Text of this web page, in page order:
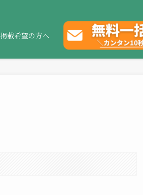
掲載希望の方へ